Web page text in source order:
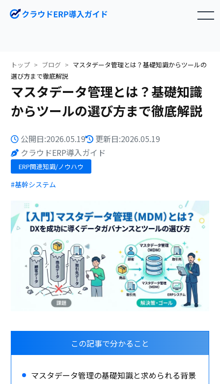
toggle navigation
トップ ブログ
マスタデータ管理とは？基礎知識からツールの
選び方まで徹底解説
マスタデータ管理とは？基礎知識
からツールの選び方まで徹底解説
ERP関連知識/ノウハウ
公開日:2026.05.19
更新日:2026.05.19
クラウドERP導入ガイド
#基幹システム
この記事で分かること
マスタデータ管理の基礎知識と求められる背景